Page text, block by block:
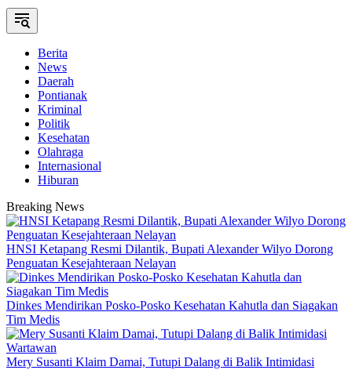
Berita
News
Daerah
Pontianak
Kriminal
Politik
Kesehatan
Olahraga
Internasional
Hiburan
Breaking News
HNSI Ketapang Resmi Dilantik, Bupati Alexander Wilyo Dorong
Penguatan Kesejahteraan Nelayan
Dinkes Mendirikan Posko-Posko Kesehatan Kahutla dan Siagakan
Tim Medis
Mery Susanti Klaim Damai, Tutupi Dalang di Balik Intimidasi